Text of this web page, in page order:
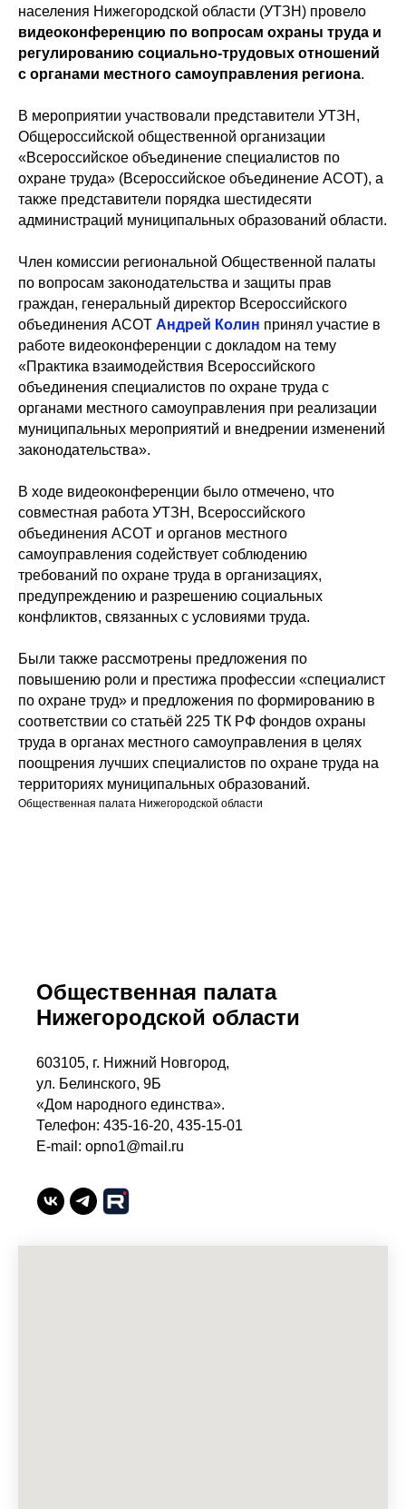
населения Нижегородской области (УТЗН) провело
видеоконференцию по вопросам охраны труда и
регулированию социально-трудовых отношений
с органами местного самоуправления региона.
В мероприятии участвовали представители УТЗН,
Общероссийской общественной организации
«Всероссийское объединение специалистов по
охране труда» (Всероссийское объединение АСОТ), а
также представители порядка шестидесяти
администраций муниципальных образований области.
Член комиссии региональной Общественной палаты
по вопросам законодательства и защиты прав
граждан, генеральный директор Всероссийского
объединения АСОТ Андрей Колин принял участие в
работе видеоконференции с докладом на тему
«Практика взаимодействия Всероссийского
объединения специалистов по охране труда с
органами местного самоуправления при реализации
муниципальных мероприятий и внедрении изменений
законодательства».
В ходе видеоконференции было отмечено, что
совместная работа УТЗН, Всероссийского
объединения АСОТ и органов местного
самоуправления содействует соблюдению
требований по охране труда в организациях,
предупреждению и разрешению социальных
конфликтов, связанных с условиями труда.
Были также рассмотрены предложения по
повышению роли и престижа профессии «специалист
по охране труд» и предложения по формированию в
соответствии со статьёй 225 ТК РФ фондов охраны
труда в органах местного самоуправления в целях
поощрения лучших специалистов по охране труда на
территориях муниципальных образований.
Общественная палата Нижегородской области
Общественная палата
Нижегородской области
603105, г. Нижний Новгород,
ул. Белинского, 9Б
«Дом народного единства».
Телефон: 435-16-20, 435-15-01
E-mail: opno1@mail.ru